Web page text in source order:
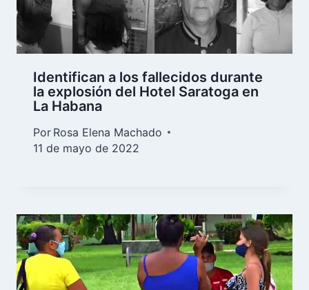
Identifican a los fallecidos durante
la explosión del Hotel Saratoga en
La Habana
Por Rosa Elena Machado
11 de mayo de 2022